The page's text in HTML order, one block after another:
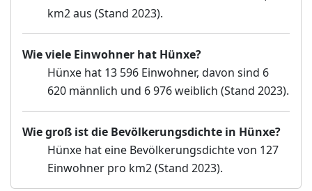
km2 aus (Stand 2023).
Wie viele Einwohner hat Hünxe?
Hünxe hat 13 596 Einwohner, davon sind 6
620 männlich und 6 976 weiblich (Stand 2023).
Wie groß ist die Bevölkerungsdichte in Hünxe?
Hünxe hat eine Bevölkerungsdichte von 127
Einwohner pro km2 (Stand 2023).